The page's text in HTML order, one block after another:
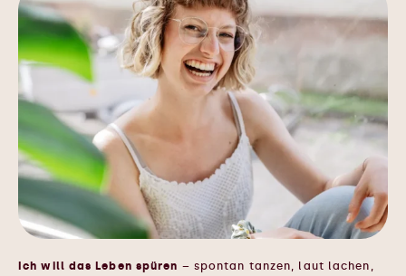
Ich will das Leben spüren – spontan tanzen, laut lachen,